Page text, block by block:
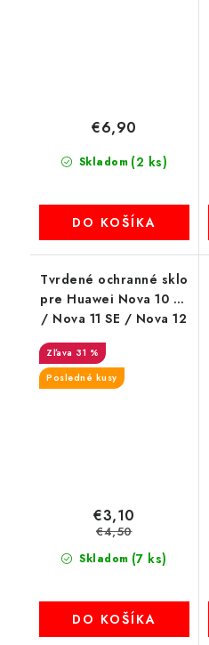
Skladom (2 ks)
€6,90
DO KOŠÍKA
Tvrdené ochranné sklo
pre Huawei Nova 10 SE
/ Nova 11 SE / Nova 12
31 %
Posledné kusy
Skladom (7 ks)
€3,10
€4,50
DO KOŠÍKA